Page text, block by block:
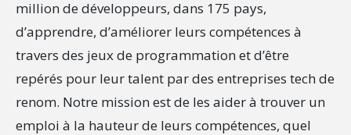
million de développeurs, dans 175 pays,
d’apprendre, d’améliorer leurs compétences à
travers des jeux de programmation et d’être
repérés pour leur talent par des entreprises tech de
renom. Notre mission est de les aider à trouver un
emploi à la hauteur de leurs compétences, quel